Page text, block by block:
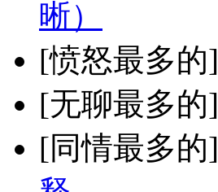
晰）
[愤怒最多的]
[无聊最多的]
[同情最多的]